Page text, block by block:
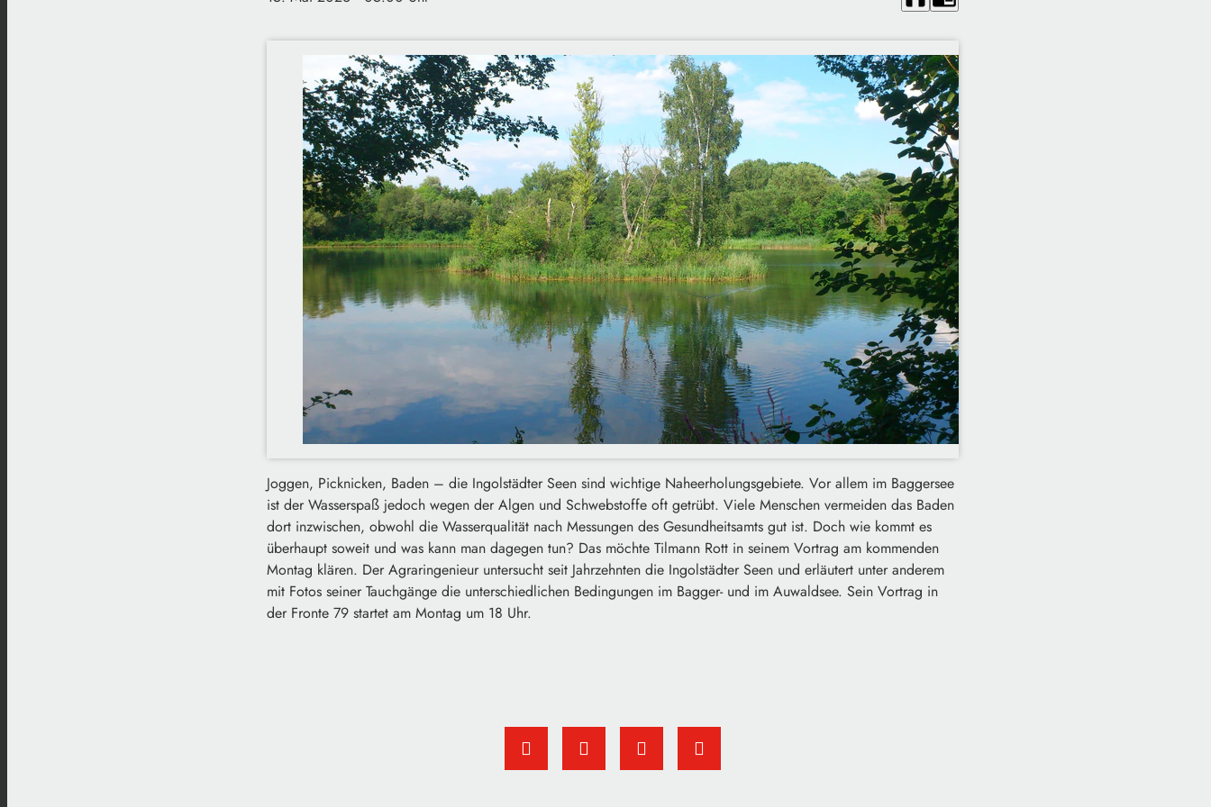
Joggen, Picknicken, Baden – die Ingolstädter Seen sind wichtige Naheerholungsgebiete. Vor allem im Baggersee
ist der Wasserspaß jedoch wegen der Algen und Schwebstoffe oft getrübt. Viele Menschen vermeiden das Baden
dort inzwischen, obwohl die Wasserqualität nach Messungen des Gesundheitsamts gut ist. Doch wie kommt es
überhaupt soweit und was kann man dagegen tun? Das möchte Tilmann Rott in seinem Vortrag am kommenden
Montag klären. Der Agraringenieur untersucht seit Jahrzehnten die Ingolstädter Seen und erläutert unter anderem
mit Fotos seiner Tauchgänge die unterschiedlichen Bedingungen im Bagger- und im Auwaldsee. Sein Vortrag in
der Fronte 79 startet am Montag um 18 Uhr.